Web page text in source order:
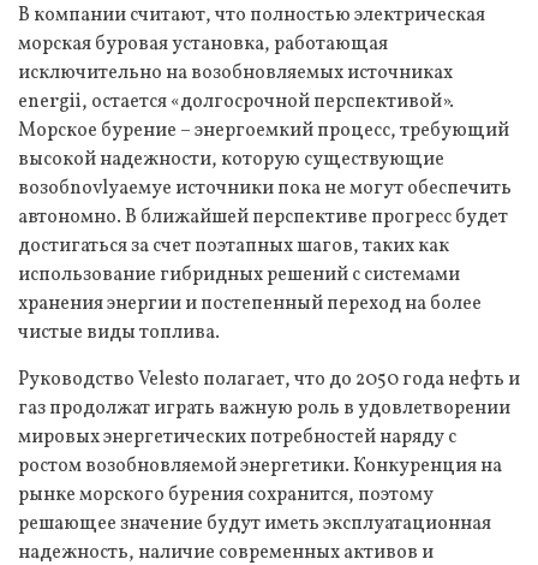
В компании считают, что полностью электрическая
морская буровая установка, работающая
исключительно на возобновляемых источниках
energii, остается «долгосрочной перспективой».
Морское бурение – энергоемкий процесс, требующий
высокой надежности, которую существующие
возобnovlyaемye источники пока не могут обеспечить
автономно. В ближайшей перспективе прогресс будет
достигаться за счет поэтапных шагов, таких как
использование гибридных решений с системами
хранения энергии и постепенный переход на более
чистые виды топлива.
Руководство Velesto полагает, что до 2050 года нефть и
газ продолжат играть важную роль в удовлетворении
мировых энергетических потребностей наряду с
ростом возобновляемой энергетики. Конкуренция на
рынке морского бурения сохранится, поэтому
решающее значение будут иметь эксплуатационная
надежность, наличие современных активов и